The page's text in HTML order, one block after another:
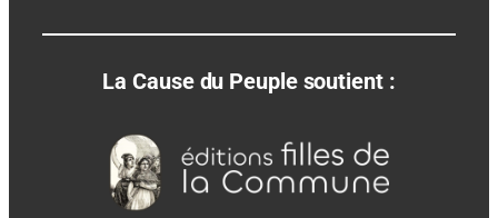
La Cause du Peuple soutient :